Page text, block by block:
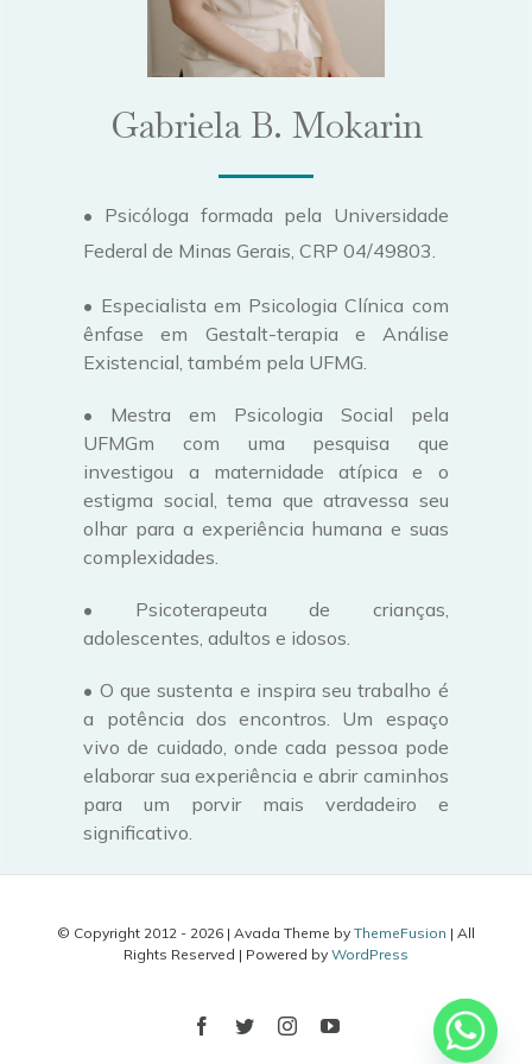
Gabriela B. Mokarin
• Psicóloga formada pela Universidade
Federal de Minas Gerais, CRP 04/49803.
• Especialista em Psicologia Clínica com
ênfase em Gestalt-terapia e Análise
Existencial, também pela UFMG.
• Mestra em Psicologia Social pela
UFMGm com uma pesquisa que
investigou a maternidade atípica e o
estigma social, tema que atravessa seu
olhar para a experiência humana e suas
complexidades.
• Psicoterapeuta de crianças,
adolescentes, adultos e idosos.
• O que sustenta e inspira seu trabalho é
a potência dos encontros. Um espaço
vivo de cuidado, onde cada pessoa pode
elaborar sua experiência e abrir caminhos
para um porvir mais verdadeiro e
significativo.
© Copyright 2012 - 2026 | Avada Theme by ThemeFusion | All
Rights Reserved | Powered by WordPress
Facebook
TwitterInstagramYouTube